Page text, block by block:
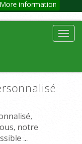
More information
notre
...